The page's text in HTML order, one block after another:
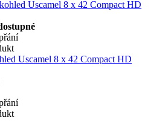
Uscamel 8 x 42 Compact HD